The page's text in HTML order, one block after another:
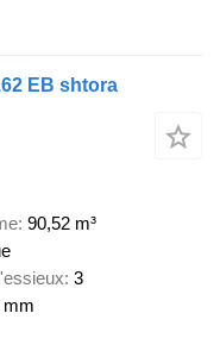
EB shtora
90,52 m³
3
mm